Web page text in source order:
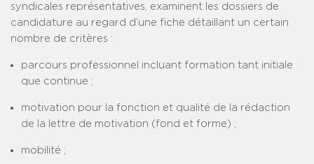
syndicales représentatives, examinent les dossiers de
candidature au regard d’une fiche détaillant un certain
nombre de critères :
parcours professionnel incluant formation tant initiale
que continue ;
motivation pour la fonction et qualité de la rédaction
de la lettre de motivation (fond et forme) ;
mobilité ;